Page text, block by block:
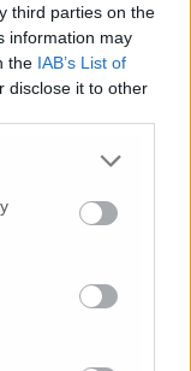
third parties on the
information may
the IAB’s List of
disclose it to other